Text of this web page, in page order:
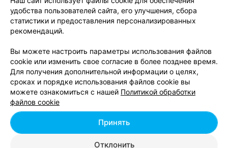
Восстановление волос возле метро
Автозаводская в Минске
Лечение волос возле метро Автозаводская в
Минске
Химическая завивка волос возле метро
Автозаводская в Минске
удобства пользователей сайта, его улучшения, сбора
статистики и предоставления персонализированных
рекомендаций.
Вы можете настроить параметры использования файлов
cookie или изменить свое согласие в более позднее время.
Для получения дополнительной информации о целях,
сроках и порядке использования файлов cookie вы
можете ознакомиться с нашей Политикой обработки
файлов cookie
Отклонить
Принять